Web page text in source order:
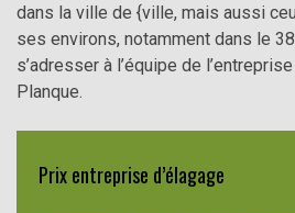
dans la ville de {ville, mais aussi
ses environs, notamment dans le
s’adresser à l’équipe de
Planque.
Prix entreprise d’élagage